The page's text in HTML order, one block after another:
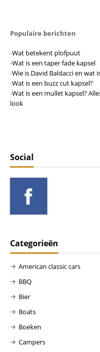
Populaire berichten
-Wat betekent plofpuut
-Wat is een taper fade kapsel
-Wie is David Baldacci en wat
-Wat is een buzz cut kapsel?
-Wat is een mullet kapsel?
look
Social
Categorieën
American classic cars
BBQ
Bier
Boats
Boeken
Campers